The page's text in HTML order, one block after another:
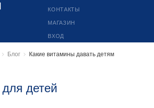
КОНТАКТЫ
МАГАЗИН
ВХОД
Блог Какие витамины давать детям
детей